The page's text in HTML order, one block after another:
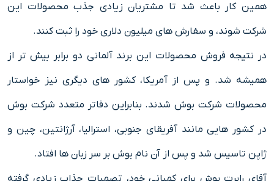
همین کار باعث شد تا مشتریان زیادی جذب محصولات این
شرکت شوند، و سفارش‌ های میلیون دلاری خود را ثبت کنند.
در نتیجه فروش محصولات این برند آلمانی دو برابر بیش تر از
همیشه شد. و پس از آمریکا، کشور های دیگری نیز خواستار
محصولات شرکت بوش شدند. بنابراین دفاتر متعدد شرکت بوش
در کشور هایی مانند آفریقای جنوبی، استرالیا، آرژانتین، چین و
ژاپن تاسیس شد و پس از آن نام بوش بر سر زبان ها افتاد.